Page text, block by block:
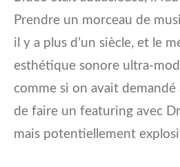
Prendre un morceau de
il y a plus d’un siècle, et le
esthétique sonore ultra-
comme si on avait
de faire un featuring avec
mais potentiellement